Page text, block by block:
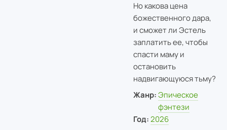
Но какова цена
божественного дара,
и сможет ли Эстель
заплатить ее, чтобы
спасти маму и
остановить
надвигающуюся тьму?
Жанр: Эпическое
фэнтези
Год: 2026